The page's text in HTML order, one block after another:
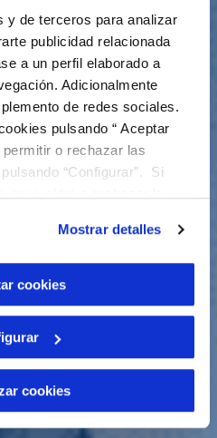
y de terceros para analizar
publicidad relacionada
a un perfil elaborado a
Adicionalmente
de redes sociales.
pulsando “ Aceptar
permitir o rechazar las
“Configurar”. Si
el sitio web funcione y que
Política de Cookies
Mostrar detalles
cookies
cookies